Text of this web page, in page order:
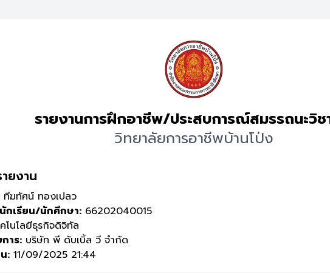
รายงานการฝึกอาชีพ/ประสบการณ์สมรรถนะวิ
วิทยาลัยการอาชีพบ้านโป่ง
ยงาน
ทีฆทัศน์ ทองเปลว
กเรียน/นักศึกษา: 66202040015
โนโลยีธุรกิจดิจิทัล
าร: บริษัท พี ดับเบิ้ล วี จำกัด
: 11/09/2025 21:44